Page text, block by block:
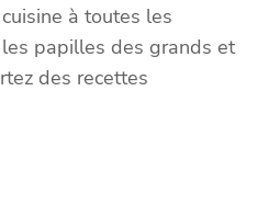
à toutes les
papilles des grands et
des recettes